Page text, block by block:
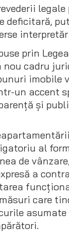
deficitară,
prin
nou cadru
imobile
un accent
și
al
de
a
care
asumate